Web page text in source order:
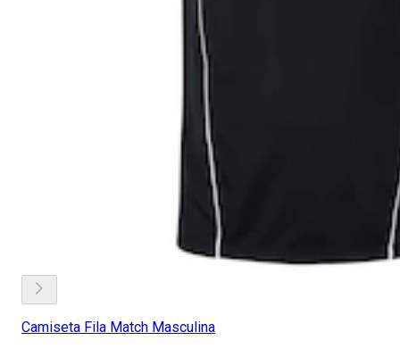
Camiseta Fila Match Masculina